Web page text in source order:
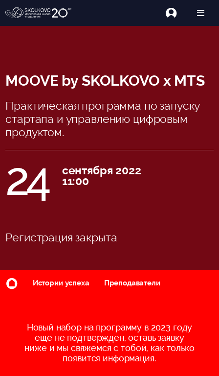
MOOVE by SKOLKOVO x MTS
Практическая программа по запуску
стартапа и управлению цифровым
продуктом.
24
сентября 2022
11:00
Регистрация закрыта
Истории успеха Преподаватели
Новый набор на программу в 2023 году
еще не подтвержден, оставь заявку
ниже и мы свяжемся с тобой, как только
появится информация.